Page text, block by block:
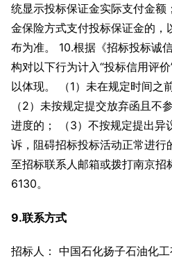
统显示投标保证金实际支付金额
金保险方式支付投标保证金的，
布为准。 10.根据《招标投标诚
构对以下行为计入“投标信用评
以体现。 （1）未在规定时间之
（2）未按规定提交放弃函且不
进度的； （3）不按规定提出异
诉，阻碍招标投标活动正常进行
至招标联系人邮箱或拨打南京
6130。
9.联系方式
招标人： 中国石化扬子石油化